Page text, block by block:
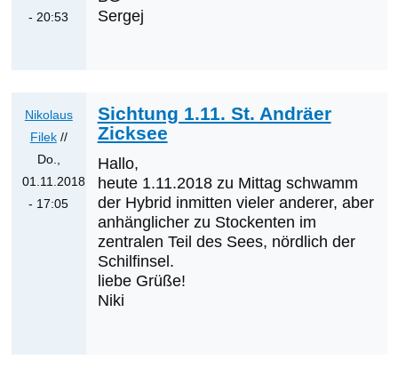
- 20:53
Sergej
Nikolaus
Filek//
Do.,
01.11.2018
- 17:05
Sichtung 1.11. St. Andräer
Zicksee
Hallo,
heute 1.11.2018 zu Mittag schwamm
der Hybrid inmitten vieler anderer, aber
anhänglicher zu Stockenten im
zentralen Teil des Sees, nördlich der
Schilfinsel.
liebe Grüße!
Niki